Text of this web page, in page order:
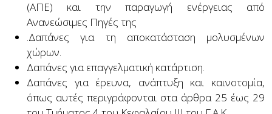
(ΑΠΕ) και την παραγωγή ενέργειας από
Ανανεώσιμες Πηγές της
.Δαπάνες για τη αποκατάσταση μολυσμένων
χώρων.
Δαπάνες για επαγγελματική κατάρτιση.
Δαπάνες για έρευνα, ανάπτυξη και καινοτομία,
όπως αυτές περιγράφονται στα άρθρα 25 έως 29